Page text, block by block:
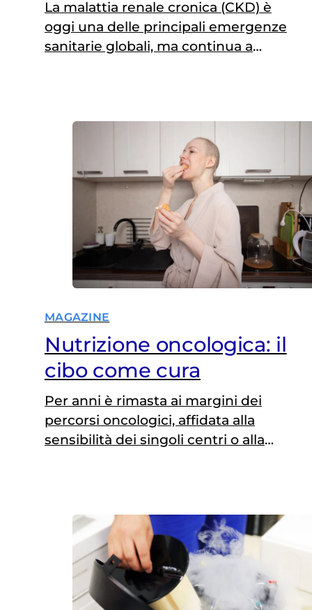
La malattia renale cronica (CKD) è
oggi una delle principali emergenze
sanitarie globali, ma continua a
Burden of Disease 2023, oltre 1,5
milioni di persone sono morte per
CKD, che rappresenta ormai la nona
causa di morte al mondo. Si…
MAGAZINE
Nutrizione oncologica: il
cibo come cura
Per anni è rimasta ai margini dei
percorsi oncologici, affidata alla
sensibilità dei singoli centri o alla
deputati ha approvato all’unanimità
una mozione bipartisan che
riconosce il ruolo dell’alimentazione
come parte integrante del
trattamento oncologico e impegna il